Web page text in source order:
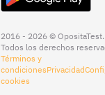
2016 - 2026 © OpositaTest.
Todos los derechos
Términos y
condicionesPrivacidad
cookies